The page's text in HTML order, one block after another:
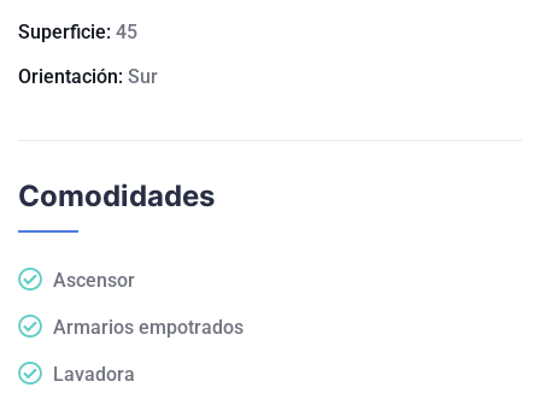
Superficie: 45
Orientación: Sur
Comodidades
Ascensor
Armarios empotrados
Lavadora